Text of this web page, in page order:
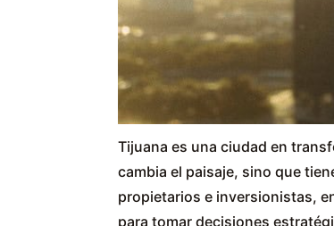
Tijuana es una ciudad en
cambia el paisaje, sino que
propietarios e inversionistas,
para tomar decisiones